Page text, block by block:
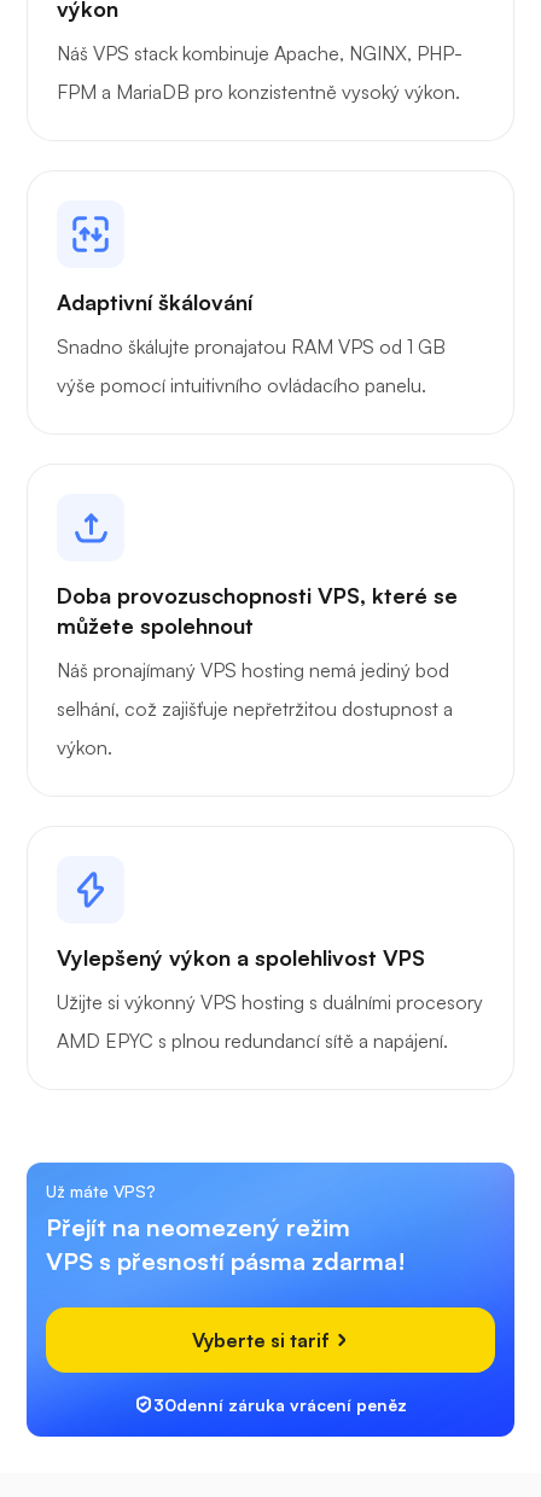
výkon
Náš VPS stack kombinuje Apache, NGINX, PHP-
FPM a MariaDB pro konzistentně vysoký výkon.
Adaptivní škálování
Snadno škálujte pronajatou RAM VPS od 1 GB
výše pomocí intuitivního ovládacího panelu.
Doba provozuschopnosti VPS, které se
můžete spolehnout
Náš pronajímaný VPS hosting nemá jediný bod
selhání, což zajišťuje nepřetržitou dostupnost a
výkon.
Vylepšený výkon a spolehlivost VPS
Užijte si výkonný VPS hosting s duálními procesory
AMD EPYC s plnou redundancí sítě a napájení.
Už máte VPS?
Přejít na neomezený režim
VPS s přesností pásma zdarma!
Vyberte si tarif
30denní záruka vrácení peněz